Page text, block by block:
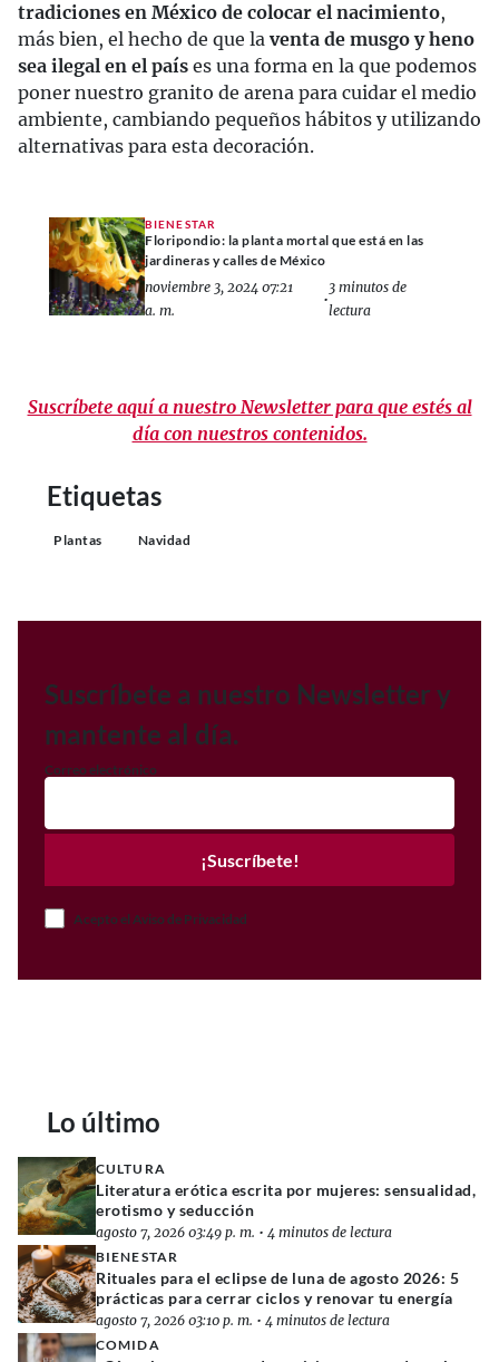
tradiciones en México de colocar el nacimiento,
más bien, el hecho de que la venta de musgo y heno
sea ilegal en el país es una forma en la que podemos
poner nuestro granito de arena para cuidar el medio
ambiente, cambiando pequeños hábitos y utilizando
alternativas para esta decoración.
BIENESTAR
Floripondio: la planta mortal que está en las
jardineras y calles de México
noviembre 3, 2024 07:21
a. m.
•
3 minutos de
lectura
Suscríbete aquí a nuestro Newsletter para que estés al
día con nuestros contenidos.
Etiquetas
Plantas Navidad
Suscríbete a nuestro Newsletter y
mantente al día.
Correo electrónico
¡Suscríbete!
Acepto el Aviso de Privacidad
Lo último
CULTURA
Literatura erótica escrita por mujeres: sensualidad,
erotismo y seducción
agosto 7, 2026 03:49 p. m. • 4 minutos de lectura
BIENESTAR
Rituales para el eclipse de luna de agosto 2026: 5
prácticas para cerrar ciclos y renovar tu energía
agosto 7, 2026 03:10 p. m. • 4 minutos de lectura
COMIDA